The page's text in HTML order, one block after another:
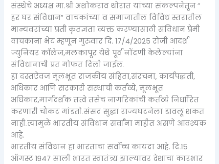
संस्थेचे अध्यक्ष मा.श्री अशोकराव थोरात यांच्या संकल्पनेतून ”
हर घर संविधान” वाचकांच्या व समाजातील विविध स्तरातील
मान्यवरांच्या प्रती कृतज्ञता व्यक्त करण्यासाठी संविधान प्रेमी
वाचकांना भेट म्हणून गुरुवार दि. 17/4/2025 रोजी आदर्श
ज्युनियर कॉलेज,मलकापूर येथे पूर्व नोंदणी केलेल्यांना
संविधानाची प्रत मोफत दिली जाईल.
हा दस्तऐवज मूलभूत राजकीय संहिता,संरचना, कार्यपद्धती,
अधिकार आणि सरकारी संस्थांची कर्तव्ये, मूलभूत
अधिकार,मार्गदर्शक तत्वे तसेच नागरिकांची कर्तव्ये निर्धारित
करणारी चौकट मांडतो.संसद सुद्धा राज्यघटनेला डावलू शकत
नाही.त्यामुळे भारतीय संविधान सर्वांना माहीत असणे आवश्यक
आहे.
भारतीय संविधान हा भारताचा सर्वोच्च कायदा आहे. दि.15
ऑगस्ट 1947 साली भारत स्वातंत्र्य झाल्यावर देशाचा कारभार